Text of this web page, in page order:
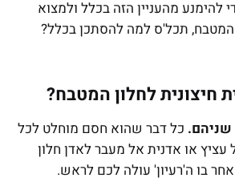
להימנע מהעניין הזה בכלל ולמצוא
המטבח, תכל'ס למה להסתכן בכלל?
חיצונית לחלון המטבח?
שניהם. כל דבר שהוא חסם מוחלט לכל
או אדנית אל מעבר לאדן חלון
בו ה'רעיון' עולה לכם לראש.